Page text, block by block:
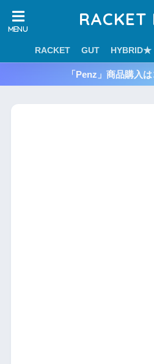
RACKET
RACKET GUT HYBRID★
「Penz」商品購入